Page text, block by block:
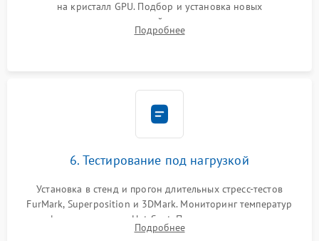
на кристалл GPU. Подбор и установка новых
термопрокладок правильной толщины на память и цепи
питания. Монтаж радиатора и бэкплейта, подключение и
Подробнее
6. Тестирование под нагрузкой
Установка в стенд и прогон длительных стресс-тестов
FurMark, Superposition и 3DMark. Мониторинг температур
графического чипа и Hot Spot. Проверка на отсутствие
артефактов изображения, вылетов драйвера и зависаний.
Подробнее